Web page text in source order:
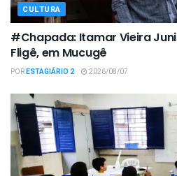
CULTURA
#Chapada: Itamar Vieira
Fligê, em Mucugê
PORESTAGIÁRIO 2 2026/08/07